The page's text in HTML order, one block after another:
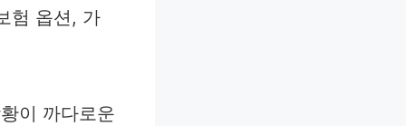
험 옵션, 가
이 까다로운